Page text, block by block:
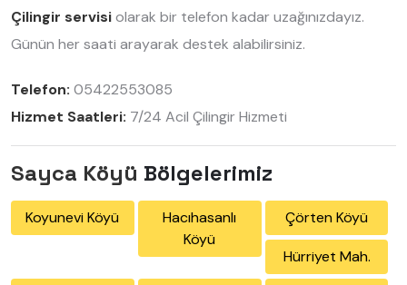
Çilingir servisiolarak bir telefon kadar uzağınızdayız.
Günün her saati arayarak destek alabilirsiniz.
Telefon: 05422553085
Hizmet Saatleri: 7/24 Acil Çilingir Hizmeti
Sayca Köyü Bölgelerimiz
Koyunevi Köyü
Hacıhasanlı
Köyü
Çörten Köyü
Hürriyet Mah.